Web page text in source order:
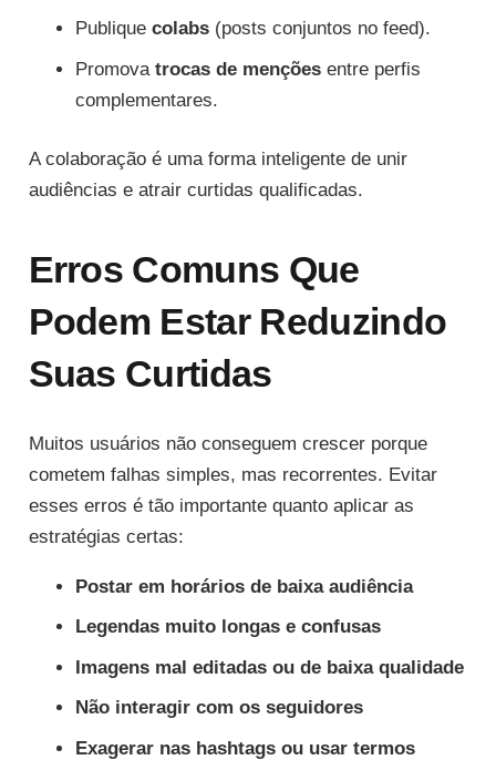
Publique colabs (posts conjuntos no feed).
Promova trocas de menções entre perfis
complementares.
A colaboração é uma forma inteligente de unir
audiências e atrair curtidas qualificadas.
Erros Comuns Que
Podem Estar Reduzindo
Suas Curtidas
Muitos usuários não conseguem crescer porque
cometem falhas simples, mas recorrentes. Evitar
esses erros é tão importante quanto aplicar as
estratégias certas:
Postar em horários de baixa audiência
Legendas muito longas e confusas
Imagens mal editadas ou de baixa qualidade
Não interagir com os seguidores
Exagerar nas hashtags ou usar termos